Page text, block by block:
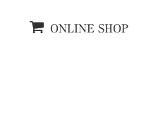
ONLINE SHOP